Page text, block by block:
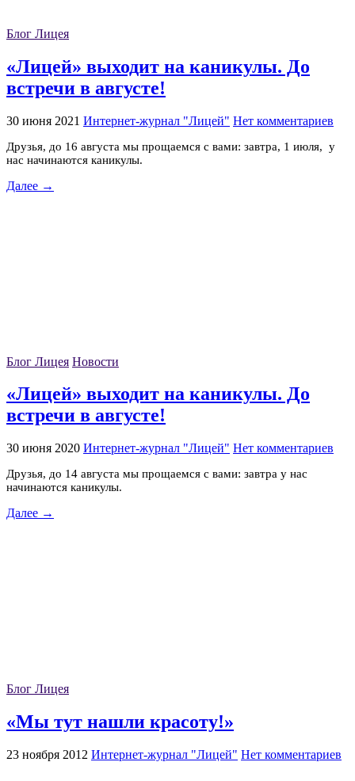
Блог Лицея
«Лицей» выходит на каникулы. До
встречи в августе!
30 июня 2021 Интернет-журнал "Лицей" Нет комментариев
Друзья, до 16 августа мы прощаемся с вами: завтра, 1 июля, у
нас начинаются каникулы.
Далее →
Блог Лицея Новости
«Лицей» выходит на каникулы. До
встречи в августе!
30 июня 2020 Интернет-журнал "Лицей" Нет комментариев
Друзья, до 14 августа мы прощаемся с вами: завтра у нас
начинаются каникулы.
Далее →
Блог Лицея
«Мы тут нашли красоту!»
23 ноября 2012 Интернет-журнал "Лицей" Нет комментариев